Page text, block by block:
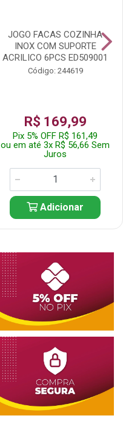
JOGO FACAS COZINHA
INOX COM SUPORTE
ACRILICO 6PCS ED509001
Código: 244619
R$ 169,99
Pix 5% OFF R$ 161,49
ou em até 3x R$ 56,66 Sem
Juros
Adicionar